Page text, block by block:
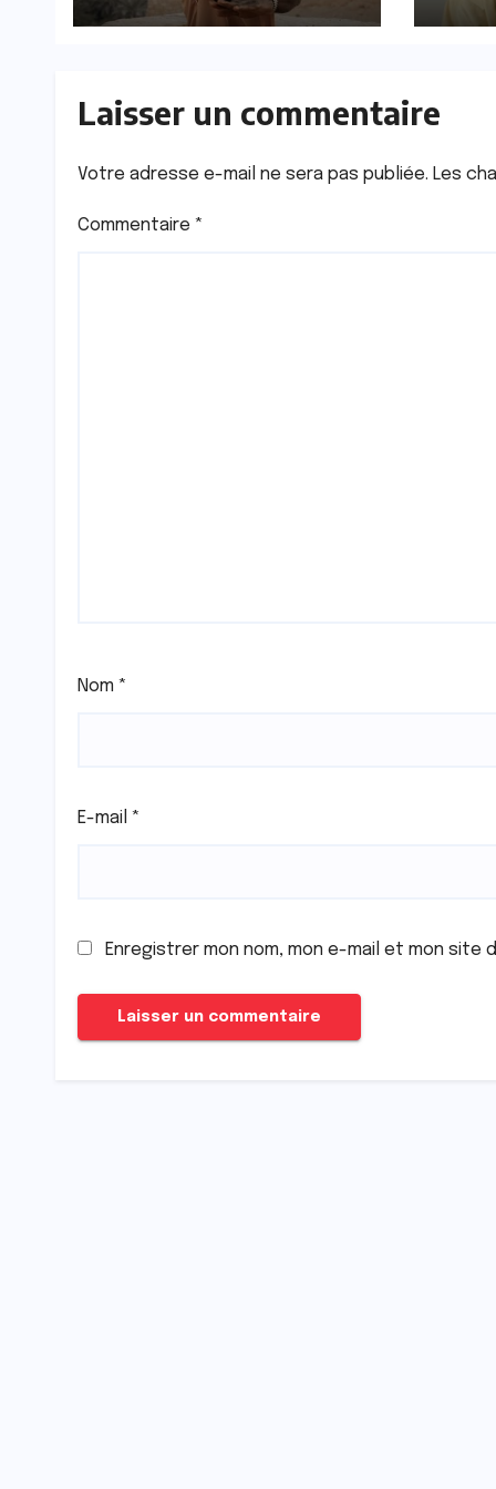
saoudite
Laisser un commentaire
Votre adresse e-mail ne sera pas publiée. Les
Commentaire *
Nom *
E-mail *
Enregistrer mon nom, mon e-mail et mon site